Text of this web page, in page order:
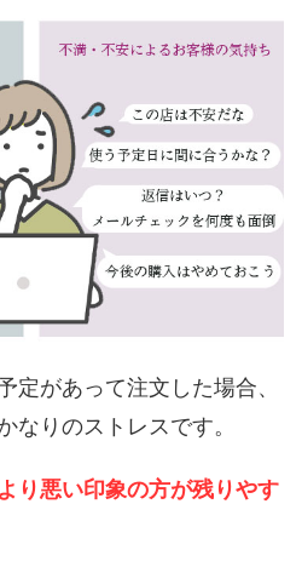
定があって注文した場合、
なりのストレスです。
り悪い印象の方が残りやす